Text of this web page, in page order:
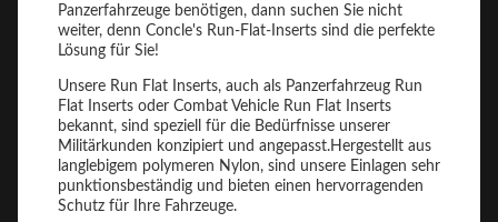
Panzerfahrzeuge benötigen, dann suchen Sie nicht
weiter, denn Concle's Run-Flat-Inserts sind die perfekte
Lösung für Sie!
Unsere Run Flat Inserts, auch als Panzerfahrzeug Run
Flat Inserts oder Combat Vehicle Run Flat Inserts
bekannt, sind speziell für die Bedürfnisse unserer
Militärkunden konzipiert und angepasst.Hergestellt aus
langlebigem polymeren Nylon, sind unsere Einlagen sehr
punktionsbeständig und bieten einen hervorragenden
Schutz für Ihre Fahrzeuge.